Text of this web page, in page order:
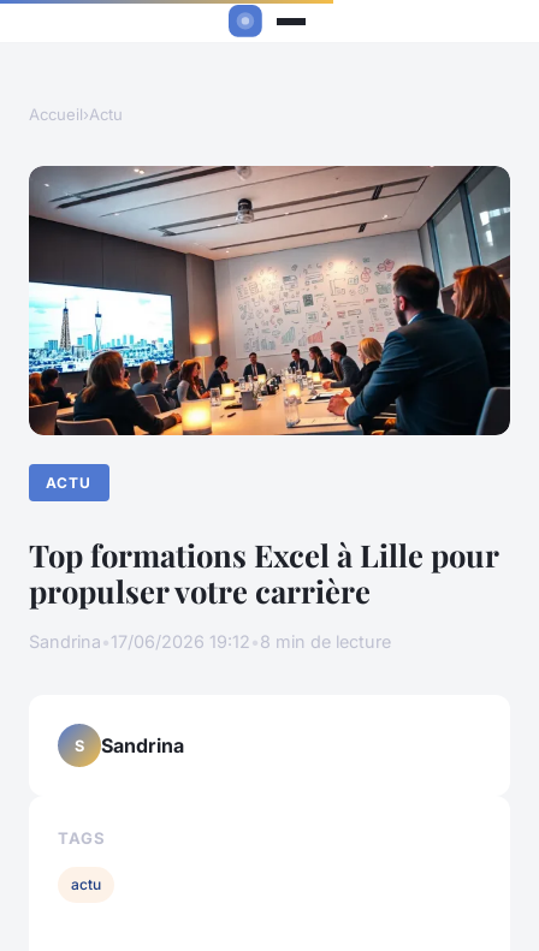
Accueil›Actu
ACTU
Top formations Excel à Lille pour
propulser votre carrière
Sandrina•17/06/2026 19:12•8 min de lecture
S Sandrina
TAGS
actu